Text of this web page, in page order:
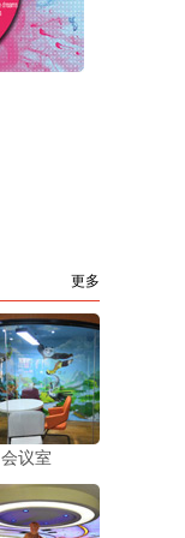
更多
会议室